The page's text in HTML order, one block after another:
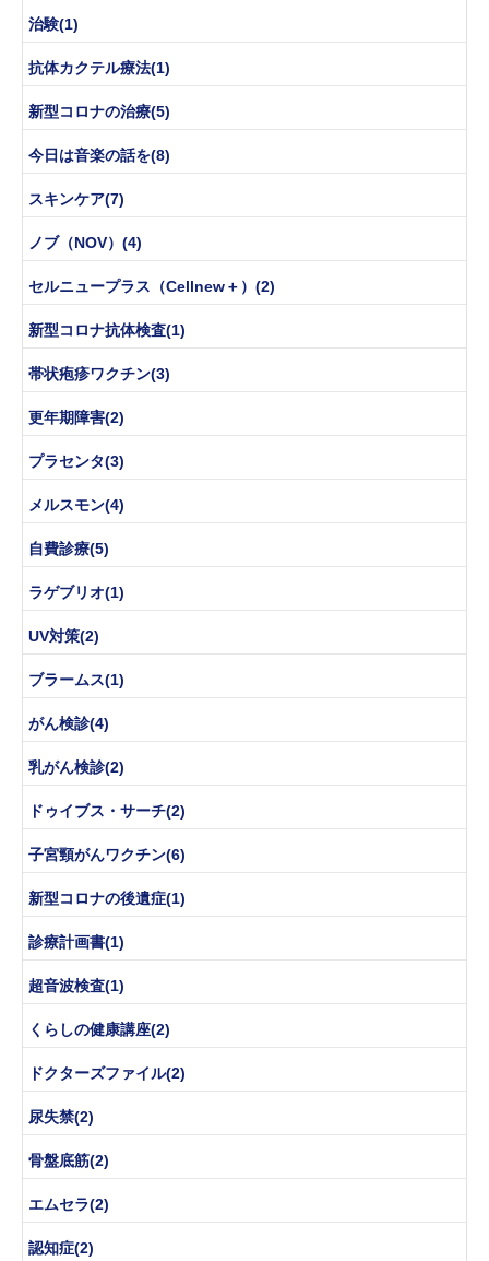
治験(1)
抗体カクテル療法(1)
新型コロナの治療(5)
今日は音楽の話を(8)
スキンケア(7)
ノブ（NOV）(4)
セルニュープラス（Cellnew＋）(2)
新型コロナ抗体検査(1)
帯状疱疹ワクチン(3)
更年期障害(2)
プラセンタ(3)
メルスモン(4)
自費診療(5)
ラゲブリオ(1)
UV対策(2)
ブラームス(1)
がん検診(4)
乳がん検診(2)
ドゥイブス・サーチ(2)
子宮頸がんワクチン(6)
新型コロナの後遺症(1)
診療計画書(1)
超音波検査(1)
くらしの健康講座(2)
ドクターズファイル(2)
尿失禁(2)
骨盤底筋(2)
エムセラ(2)
認知症(2)